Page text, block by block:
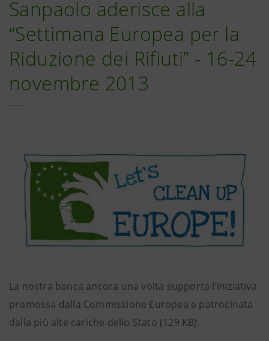
Sanpaolo aderisce alla
“Settimana Europea per la
Riduzione dei Rifiuti” - 16-24
novembre 2013
La nostra banca ancora una volta supporta l’iniziativa
promossa dalla Commissione Europea e patrocinata
dalla più alte cariche dello Stato (129 KB).